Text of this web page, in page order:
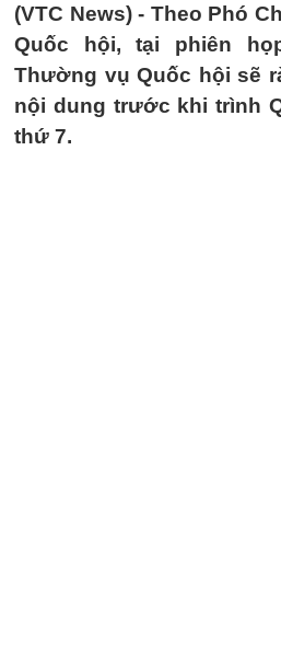
(VTC News) - Theo Phó
Quốc hội, tại phiên
Thường vụ Quốc hội sẽ
nội dung trước khi trình
thứ 7.